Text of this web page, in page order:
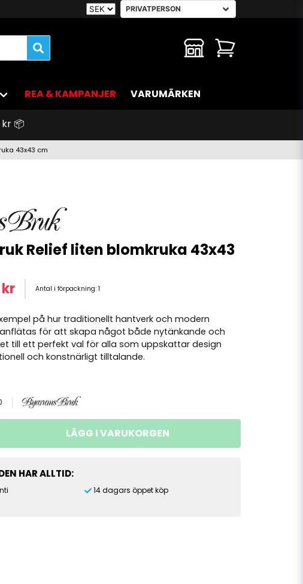
REA & KAMPANJER VARUMÄRKEN
📦
43x43 cm
Relief liten blomkruka 43x43
Antal i förpackning:1
på hur traditionellt hantverk och modern
för att skapa något både nytänkande och
till ett perfekt val för alla som uppskattar design
och konstnärligt tilltalande.
LÄGG I VARUKORGEN
HAR ALLTID:
14 dagars öppet köp